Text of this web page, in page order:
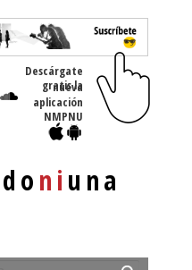
niuna
Descárgate
gratis la nueva
aplicación
NMPNU